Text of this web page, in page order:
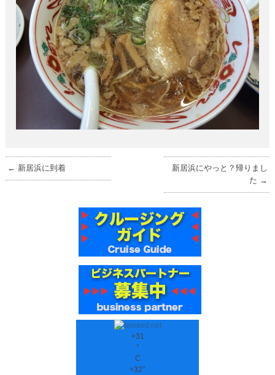
← 新居浜に到着
新居浜にやっと？帰りまし
た →
+31
°
C
+32°